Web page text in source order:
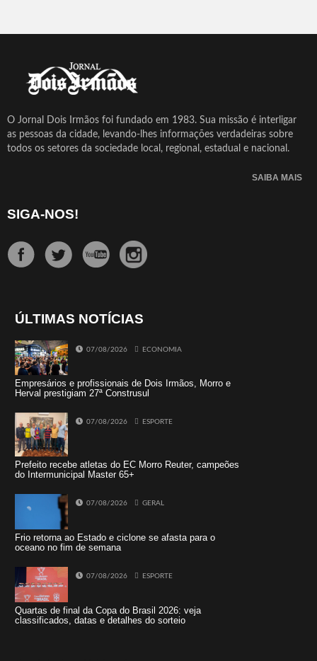
O Jornal Dois Irmãos foi fundado em 1983. Sua missão é interligar
as pessoas da cidade, levando-lhes informações verdadeiras sobre
todos os setores da sociedade local, regional, estadual e nacional.
SAIBA MAIS
SIGA-NOS!
ÚLTIMAS NOTÍCIAS
07/08/2026 ECONOMIA
Empresários e profissionais de Dois Irmãos, Morro e
Herval prestigiam 27ª Construsul
07/08/2026 ESPORTE
Prefeito recebe atletas do EC Morro Reuter, campeões
do Intermunicipal Master 65+
07/08/2026 GERAL
Frio retorna ao Estado e ciclone se afasta para o
oceano no fim de semana
07/08/2026 ESPORTE
Quartas de final da Copa do Brasil 2026: veja
classificados, datas e detalhes do sorteio